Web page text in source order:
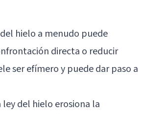
hielo a menudo puede
directa o reducir
ser efímero y puede dar paso a
del hielo erosiona la